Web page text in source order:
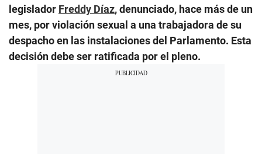
legislador Freddy Díaz, denunciado, hace más de un
mes, por violación sexual a una trabajadora de su
despacho en las instalaciones del Parlamento. Esta
decisión debe ser ratificada por el pleno.